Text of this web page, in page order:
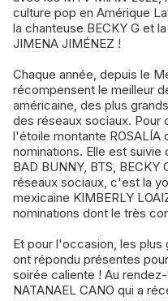
culture pop en Amérique
la chanteuse BECKY G et
JIMENA JIMÉNEZ !
Chaque année, depuis le
récompensent le meilleur
américaine, des plus
des réseaux sociaux.
l'étoile montante ROSALÍA
nominations. Elle est
BAD BUNNY, BTS, BECKY
réseaux sociaux, c'est la
mexicaine KIMBERLY
nominations dont le très
Et pour l'occasion, les plus
ont répondu présentes
soirée caliente ! Au
NATANAEL CANO qui a